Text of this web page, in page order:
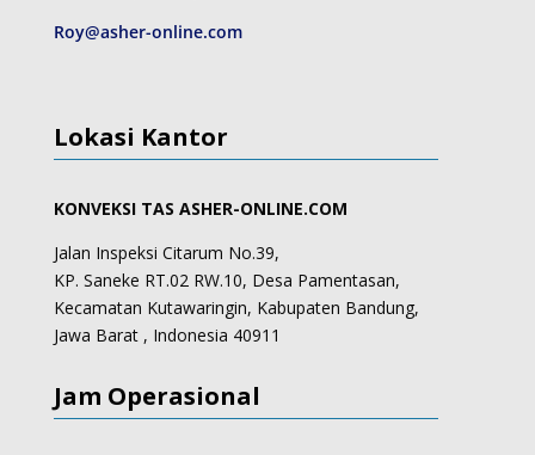
Roy@asher-online.com
Lokasi Kantor
KONVEKSI TAS ASHER-ONLINE.COM
Jalan Inspeksi Citarum No.39,
KP. Saneke RT.02 RW.10, Desa Pamentasan,
Kecamatan Kutawaringin, Kabupaten Bandung,
Jawa Barat , Indonesia 40911
Jam Operasional